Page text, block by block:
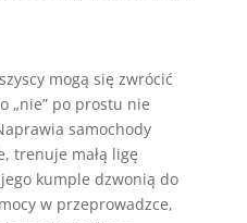
mogą się zwrócić
„nie” po prostu nie
samochody
trenuje małą ligę
kumple dzwonią do
w przeprowadzce,